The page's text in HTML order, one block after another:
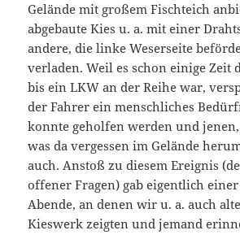
Gelände mit großem Fischteich
abgebaute Kies u. a. mit einer
andere, die linke Weserseite
verladen. Weil es schon einige Zeit
bis ein LKW an der Reihe war,
der Fahrer ein menschliches
konnte geholfen werden und
was da vergessen im Gelände
auch. Anstoß zu diesem Ereignis
offener Fragen) gab eigentlich
Abende, an denen wir u. a. auch
Kieswerk zeigten und jemand